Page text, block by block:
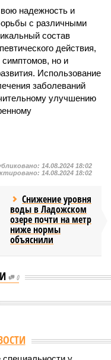
надежность и
с различными
состав
действия,
симптомов, но и
Использование
заболеваний
улучшению
14.08.2024 18:02
14.08.2024 18:02
Снижение уровня
воды в Ладожском
озере почти на метр
ниже нормы
объяснили
0
тему летнего отключения